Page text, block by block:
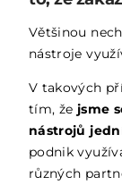
Většinou
nástroje
V takových
tím, že jsme
nástrojů
podnik
různých